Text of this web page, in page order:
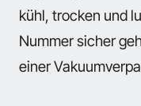
kühl, trocken und
Nummer sicher
einer